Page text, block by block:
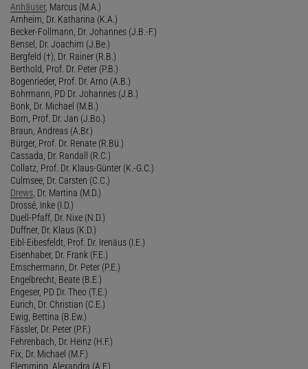
Anhäuser, Marcus (M.A.)
Arnheim, Dr. Katharina (K.A.)
Becker-Follmann, Dr. Johannes (J.B.-F.)
Bensel, Dr. Joachim (J.Be.)
Bergfeld (†), Dr. Rainer (R.B.)
Berthold, Prof. Dr. Peter (P.B.)
Bogenrieder, Prof. Dr. Arno (A.B.)
Bohrmann, PD Dr. Johannes (J.B.)
Bonk, Dr. Michael (M.B.)
Born, Prof. Dr. Jan (J.Bo.)
Braun, Andreas (A.Br.)
Bürger, Prof. Dr. Renate (R.Bü.)
Cassada, Dr. Randall (R.C.)
Collatz, Prof. Dr. Klaus-Günter (K.-G.C.)
Culmsee, Dr. Carsten (C.C.)
Drews , Dr. Martina (M.D.)
Drossé, Inke (I.D.)
Duell-Pfaff, Dr. Nixe (N.D.)
Duffner, Dr. Klaus (K.D.)
Eibl-Eibesfeldt, Prof. Dr. Irenäus (I.E.)
Eisenhaber, Dr. Frank (F.E.)
Emschermann, Dr. Peter (P.E.)
Engelbrecht, Beate (B.E.)
Engeser, PD Dr. Theo (T.E.)
Eurich, Dr. Christian (C.E.)
Ewig, Bettina (B.Ew.)
Fässler, Dr. Peter (P.F.)
Fehrenbach, Dr. Heinz (H.F.)
Fix, Dr. Michael (M.F.)
Flemming, Alexandra (A.F.)